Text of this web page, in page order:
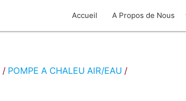
Accueil A Propos de Nous
POMPE A CHALEU AIR/EAU